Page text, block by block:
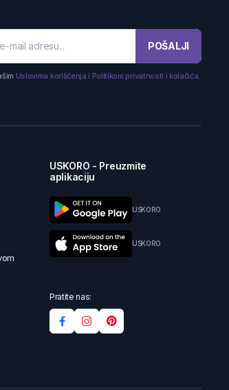
POŠALJI
Uslovima korišćenja i Politikom privatnosti i kolačića.
USKORO - Preuzmite
aplikaciju
USKORO
USKORO
Pratite nas: